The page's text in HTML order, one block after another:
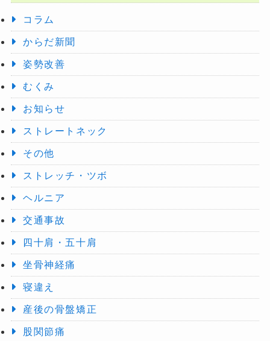
コラム
からだ新聞
姿勢改善
むくみ
お知らせ
ストレートネック
その他
ストレッチ・ツボ
ヘルニア
交通事故
四十肩・五十肩
坐骨神経痛
寝違え
産後の骨盤矯正
股関節痛